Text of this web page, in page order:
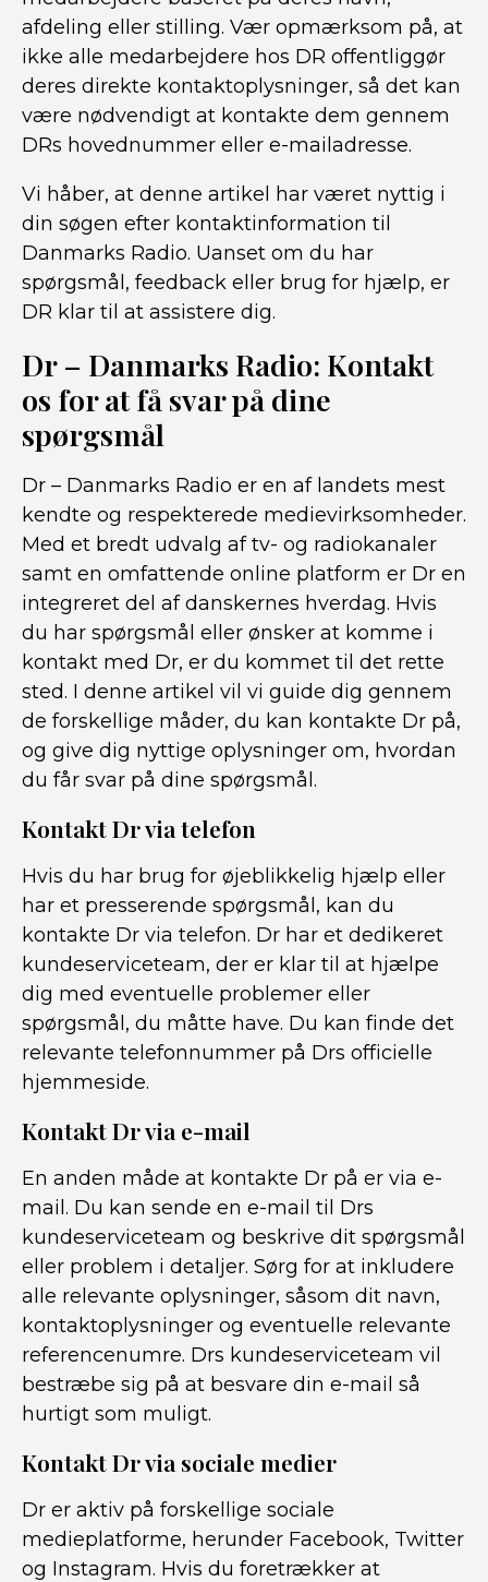
afdeling eller stilling. Vær opmærksom på, at
ikke alle medarbejdere hos DR offentliggør
deres direkte kontaktoplysninger, så det kan
være nødvendigt at kontakte dem gennem
DRs hovednummer eller e-mailadresse.
Vi håber, at denne artikel har været nyttig i
din søgen efter kontaktinformation til
Danmarks Radio. Uanset om du har
spørgsmål, feedback eller brug for hjælp, er
DR klar til at assistere dig.
Dr – Danmarks Radio: Kontakt
os for at få svar på dine
spørgsmål
Dr – Danmarks Radio er en af ​​landets mest
kendte og respekterede medievirksomheder.
Med et bredt udvalg af tv- og radiokanaler
samt en omfattende online platform er Dr en
integreret del af danskernes hverdag. Hvis
du har spørgsmål eller ønsker at komme i
kontakt med Dr, er du kommet til det rette
sted. I denne artikel vil vi guide dig gennem
de forskellige måder, du kan kontakte Dr på,
og give dig nyttige oplysninger om, hvordan
du får svar på dine spørgsmål.
Kontakt Dr via telefon
Hvis du har brug for øjeblikkelig hjælp eller
har et presserende spørgsmål, kan du
kontakte Dr via telefon. Dr har et dedikeret
kundeserviceteam, der er klar til at hjælpe
dig med eventuelle problemer eller
spørgsmål, du måtte have. Du kan finde det
relevante telefonnummer på Drs officielle
hjemmeside.
Kontakt Dr via e-mail
En anden måde at kontakte Dr på er via e-
mail. Du kan sende en e-mail til Drs
kundeserviceteam og beskrive dit spørgsmål
eller problem i detaljer. Sørg for at inkludere
alle relevante oplysninger, såsom dit navn,
kontaktoplysninger og eventuelle relevante
referencenumre. Drs kundeserviceteam vil
bestræbe sig på at besvare din e-mail så
hurtigt som muligt.
Kontakt Dr via sociale medier
Dr er aktiv på forskellige sociale
medieplatforme, herunder Facebook, Twitter
og Instagram. Hvis du foretrækker at